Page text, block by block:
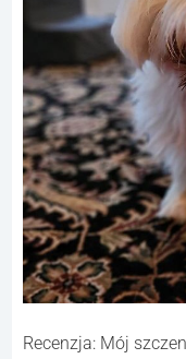
Recenzja: Mój